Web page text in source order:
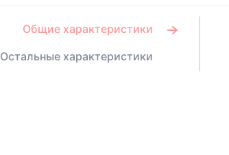
Общие характеристики
Остальные характеристики